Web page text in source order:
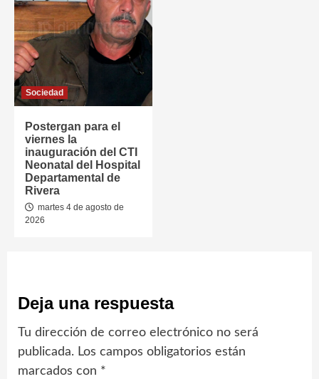
Sociedad
Postergan para el
viernes la
inauguración del CTI
Neonatal del Hospital
Departamental de
Rivera
martes 4 de agosto de
2026
Deja una respuesta
Tu dirección de correo electrónico no será
publicada. Los campos obligatorios están
marcados con *